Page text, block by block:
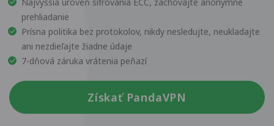
prehliadanie
Prísna politika bez protokolov, nikdy nesledujte, neukladajte
ani nezdieľajte žiadne údaje
7-dňová záruka vrátenia peňazí
Získať PandaVPN